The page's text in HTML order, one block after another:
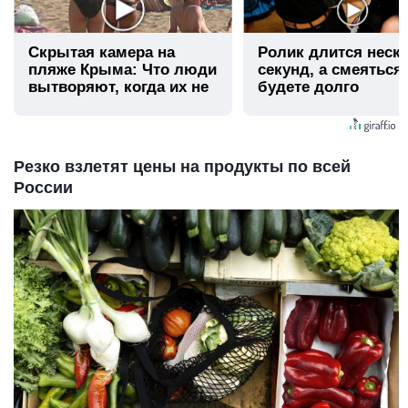
Скрытая камера на
пляже Крыма: Что люди
вытворяют, когда их не
Ролик длится
секунд, а
будете долго
Резко взлетят цены на продукты по всей
России